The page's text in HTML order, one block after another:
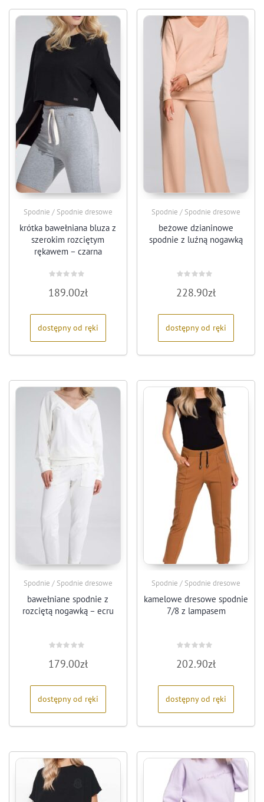
Spodnie / Spodnie dresowe
krótka bawełniana bluza z
szerokim rozciętym
rękawem – czarna
0189.00zł
dostępny od ręki
Spodnie / Spodnie dresowe
beżowe dzianinowe
spodnie z luźną nogawką
0
228.90zł
dostępny od ręki
Spodnie / Spodnie dresowe
bawełniane spodnie z
rozciętą nogawką – ecru
0179.00zł
dostępny od ręki
Spodnie / Spodnie dresowe
kamelowe dresowe spodnie
7/8 z lampasem
0
202.90zł
dostępny od ręki